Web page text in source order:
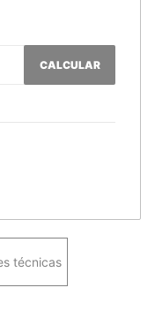
CALCULAR
técnicas